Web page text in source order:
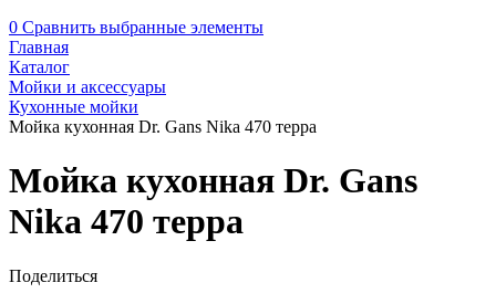
0 Сравнить выбранные элементы
Главная
Каталог
Мойки и аксессуары
Кухонные мойки
Мойка кухонная Dr. Gans Nika 470 терра
Мойка кухонная Dr. Gans
Nika 470 терра
Поделиться